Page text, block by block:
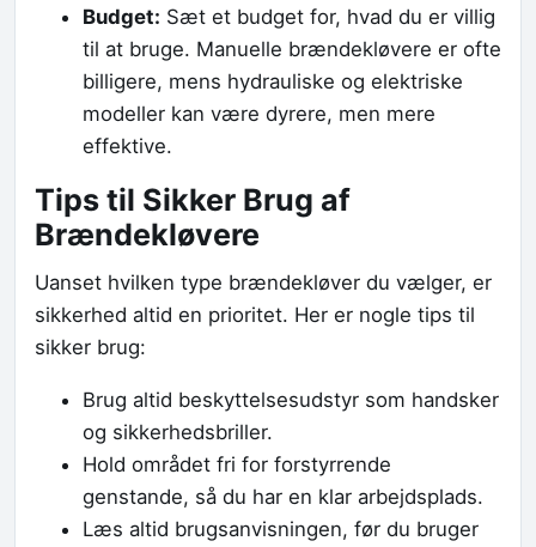
Budget: Sæt et budget for, hvad du er villig
til at bruge. Manuelle brændekløvere er ofte
billigere, mens hydrauliske og elektriske
modeller kan være dyrere, men mere
effektive.
Tips til Sikker Brug af
Brændekløvere
Uanset hvilken type brændekløver du vælger, er
sikkerhed altid en prioritet. Her er nogle tips til
sikker brug:
Brug altid beskyttelsesudstyr som handsker
og sikkerhedsbriller.
Hold området fri for forstyrrende
genstande, så du har en klar arbejdsplads.
Læs altid brugsanvisningen, før du bruger